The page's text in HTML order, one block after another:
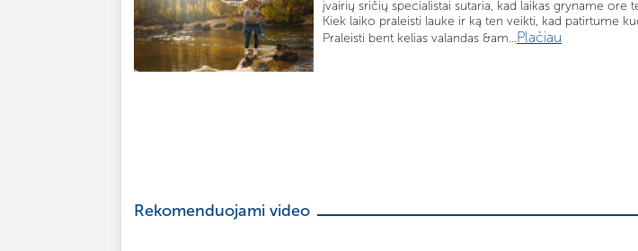
įvairių sričių specialistai sutaria, kad laikas gryname ore
Kiek laiko praleisti lauke ir ką ten veikti, kad patirtume
Praleisti bent kelias valandas &am...Plačiau
Rekomenduojami video